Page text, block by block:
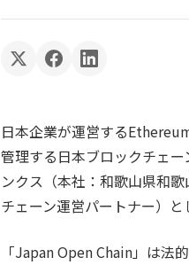
日本企業が運営する
管理する日本ブロックチェ
ンクス（本社：和歌山県和
チェーン運営パートナー）と
「Japan Open Chain」は法